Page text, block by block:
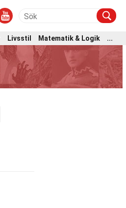
Livsstil Matematik & Logik
...